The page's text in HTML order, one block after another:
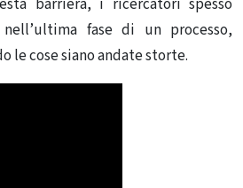
fase di un processo,
le cose siano andate storte.